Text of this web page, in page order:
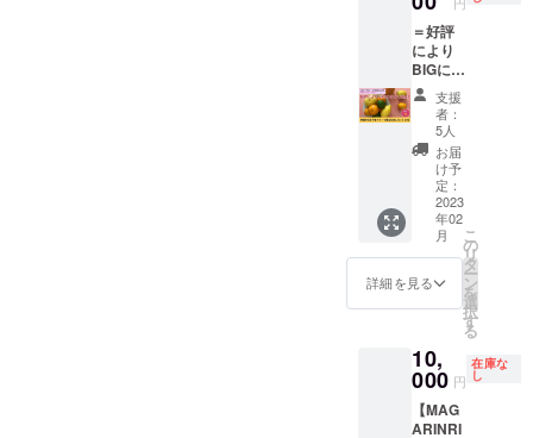
ンプ
シード
ナッ
ツ、
ローカ
カオニ
ブ、キ
ヌアパ
フ、ア
ムラ粉
末、
ショウ
ガ粉
末、ヒ
ハツ、
ターメ
リッ
ルダモ
ン、シ
ナモン
・内容
量：5個
め法令
に基づ
く医
療、診
療行為
ではご
ざいま
せん。
※効果に
は個人
差があ
ります
ので予
めご了
承くだ
さい。
※有効期
2023年
2月～
2024年
1月まで
の1年間
ルテの
トリー
トメン
ト ※詳
細は
メール
にて調
整いた
しま
す。 ※
現地ま
での交
負担く
ださ
アーユ
ル
ヴェー
ダはイ
ンドの
間：2時
間 ・場
所：対
面／
zoom（
視聴環
境：PC
／スマ
ホ） ※
詳細は
メール
にて調
整いた
す。 ※
対面の
内以外
は別途
交通費
をご負
間掲載
しま
す）
とと一
緒に
Twitter
アカウ
ントを
記載い
ただく
と、タ
グ付け
させて
いただ
きま
す。 あ
なたの
センス
い！ ※
事務所
通りに
です。
通常価
格
88,000
円のと
ころ、
特別価
格の
77,000
円とお
得で
す！ ■
以下の
業務を
行いま
ンディ
ングの
目標金
額・期
間・リ
＝好評
により
BIGに
なって
追加！
＝ 【季
節のわ
かやま
フルー
ツ便お
ためし
セット
100】
cafeRel
ierの
monam
そかに
始めよ
うとし
ている
「季節
支援
者：
5人
お届
け予
定：
2023
年02
月
詳細を見る
こ
の
リ
タ
ー
ン
を
選
択
す
る
10,
000 円
在庫な
し
【MAG
ARINRI